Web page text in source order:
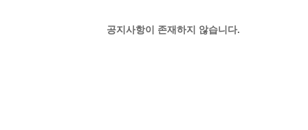
공지사항이 존재하지 않습니다.